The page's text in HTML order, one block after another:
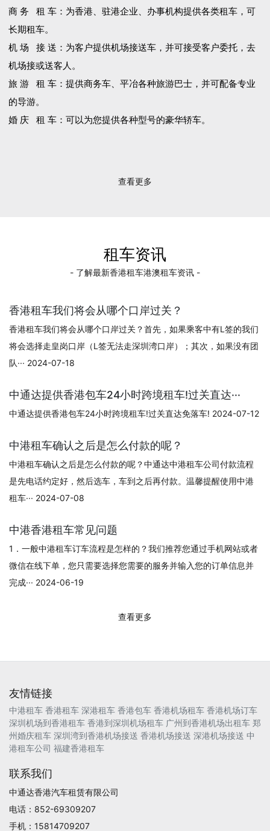
商 务 租 车：为香港、驻港企业、办事机构提供各类租车，可
长期租车。
机 场 接 送：为客户提供机场接送车，并可接受客户委托，去
机场接或送客人。
旅 游 租 车：提供商务车、平冶各种旅游巴士，并可配备专业
的导游。
婚 庆 租 车：可以为您提供各种型号的豪华轿车。
查看更多
租车资讯
- 了解最新香港租车港澳租车资讯 -
香港租车我们将会从哪个口岸过关？
香港租车我们将会从哪个口岸过关？首先，如果乘客中有L签的我们
将会选择走皇岗口岸（L签无法走深圳湾口岸）；其次，如果没有团
队··· 2024-07-18
中通达提供香港包车24小时跨境租车!过关直达···
中通达提供香港包车24小时跨境租车!过关直达免落车! 2024-07-12
中港租车确认之后是怎么付款的呢？
中港租车确认之后是怎么付款的呢？中通达中港租车公司付款流程
是先电话约定好，然后选车，车到之后再付款。温馨提醒使用中港
租车··· 2024-07-08
中港香港租车常见问题
1．一般中港租车订车流程是怎样的？我们推荐您通过手机网站或者
微信在线下单，您只需要选择您需要的服务并输入您的订单信息并
完成··· 2024-06-19
查看更多
友情链接
中港租车 香港租车 深港租车 香港包车 香港机场租车 香港机场订车
深圳机场到香港租车 香港到深圳机场租车 广州到香港机场出租车 郑
州婚庆租车 深圳湾到香港机场接送 香港机场接送 深港机场接送 中
港租车公司 福建香港租车
联系我们
中通达香港汽车租赁有限公司
电话：852-69309207
手机：15814709207